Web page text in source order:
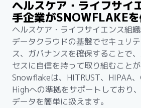
ヘルスケア・ライフサイ
手企業がSNOWFLAKE
ヘルスケア・ライフサイエンス組
データクラウドの基盤でセキュリ
ス、ガバナンスを確保することで
セスに自信を持って取り組むことが
Snowflakeは、HITRUST、HIPAA
Highへの準拠をサポートしており
データを簡単に扱えます。